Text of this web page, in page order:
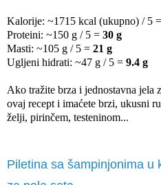
Kalorije: ~1715 kcal (ukupno) / 5 =
Proteini: ~150 g / 5 = 30 g
Masti: ~105 g / 5 = 21 g
Ugljeni hidrati: ~47 g / 5 = 9.4 g
Ako tražite brza i jednostavna jela
ovaj recept i imaćete brzi, ukusni
želji, pirinčem, testeninom...
Piletina sa šampinjonima u